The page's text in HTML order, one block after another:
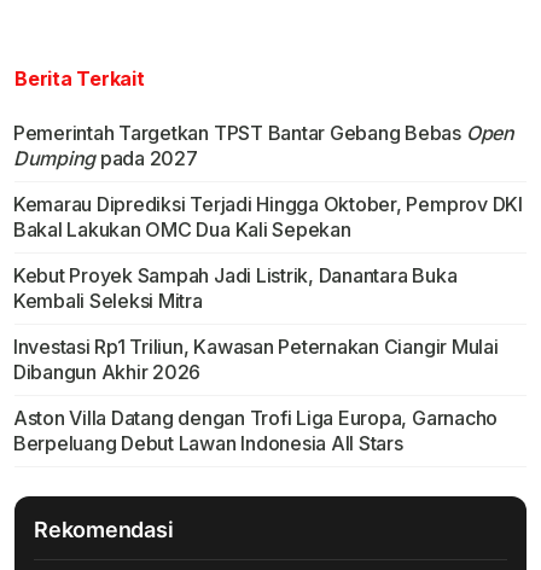
Berita Terkait
Pemerintah Targetkan TPST Bantar Gebang Bebas Open
Dumpingpada 2027
Kemarau Diprediksi Terjadi Hingga Oktober, Pemprov DKI
Bakal Lakukan OMC Dua Kali Sepekan
Kebut Proyek Sampah Jadi Listrik, Danantara Buka
Kembali Seleksi Mitra
Investasi Rp1 Triliun, Kawasan Peternakan Ciangir Mulai
Dibangun Akhir 2026
Aston Villa Datang dengan Trofi Liga Europa, Garnacho
Berpeluang Debut Lawan Indonesia All Stars
Rekomendasi